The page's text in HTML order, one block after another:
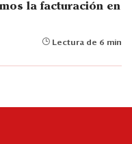
la facturación en
Lectura de 6 min